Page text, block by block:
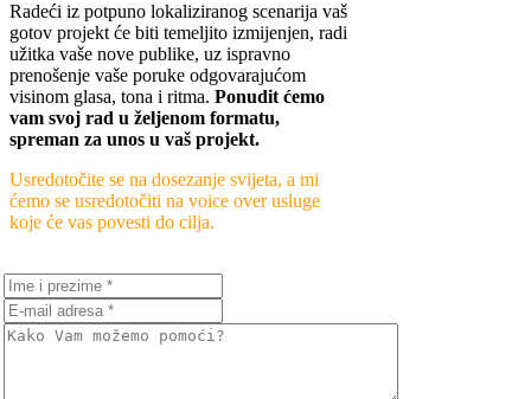
Radeći iz potpuno lokaliziranog scenarija vaš
gotov projekt će biti temeljito izmijenjen, radi
užitka vaše nove publike, uz ispravno
prenošenje vaše poruke odgovarajućom
visinom glasa, tona i ritma. Ponudit ćemo
vam svoj rad u željenom formatu,
spreman za unos u vaš projekt.
Usredotočite se na dosezanje svijeta, a mi
ćemo se usredotočiti na voice over usluge
koje će vas povesti do cilja.